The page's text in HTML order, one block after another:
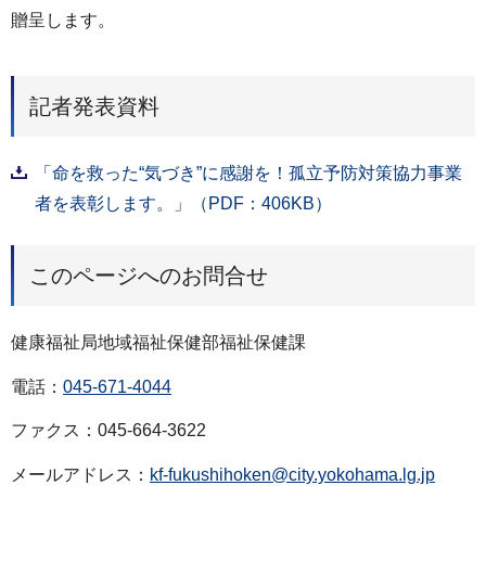
贈呈します。
記者発表資料
「命を救った“気づき”に感謝を！孤立予防対策協力事業
者を表彰します。」（PDF：406KB）
このページへのお問合せ
健康福祉局地域福祉保健部福祉保健課
電話： 045-671-4044
ファクス：045-664-3622
メールアドレス： kf-fukushihoken@city.yokohama.lg.jp